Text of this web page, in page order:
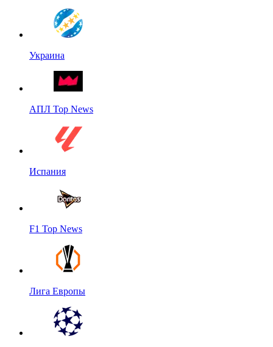
Украина
АПЛ Top News
Испания
F1 Top News
Лига Европы